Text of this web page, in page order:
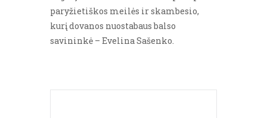
paryžietiškos meilės ir skambesio,
kurį dovanos nuostabaus balso
savininkė – Evelina Sašenko.